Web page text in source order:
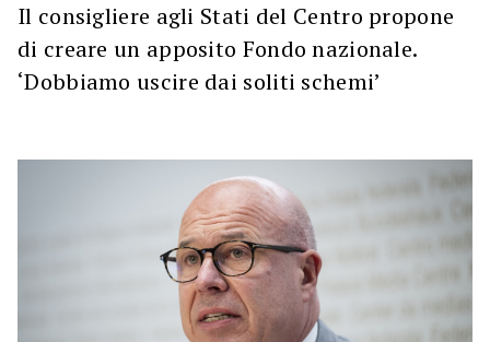
Il consigliere agli Stati del Centro propone
di creare un apposito Fondo nazionale.
‘Dobbiamo uscire dai soliti schemi’